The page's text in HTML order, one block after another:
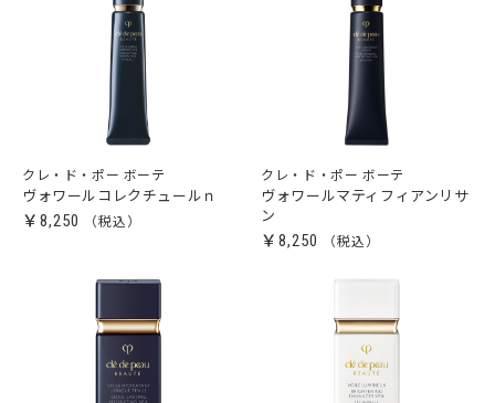
クレ・ド・ポー ボーテ
ヴォワールコレクチュールｎ
￥8,250
クレ・ド・ポー ボーテ
ヴォワールマティフィアンリサ
ン
￥8,250